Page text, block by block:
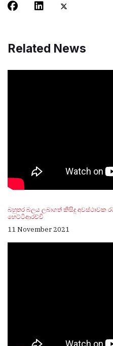
Related News
බහුතර බලය ලබාගත් කිසිදු අවස්ථාවක
හෙට්ටිආරච්චි
11 November 2021